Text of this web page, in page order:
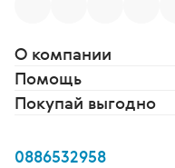
О компании
Помощь
Покупай выгодно
0886532958